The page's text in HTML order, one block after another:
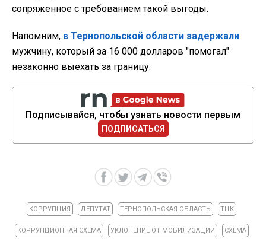
сопряженное с требованием такой выгоды.
Напомним, в Тернопольской области задержали
мужчину, который за 16 000 долларов "помогал"
незаконно выехать за границу.
Подписывайся, чтобы узнать новости первым
ПОДПИСАТЬСЯ
КОРРУПЦИЯ ДЕПУТАТ ТЕРНОПОЛЬСКАЯ ОБЛАСТЬ ТЦК
КОРРУПЦИОННАЯ СХЕМА УКЛОНЕНИЕ ОТ МОБИЛИЗАЦИИ СХЕМА